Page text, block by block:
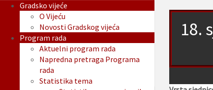
18.
Gradsko vijeće
O Vijeću
Novosti Gradskog vijeća
Program rada
Aktuelni program rada
Napredna pretraga Programa
rada
Statistika tema